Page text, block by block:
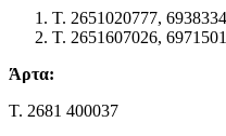
Τ. 2651020777,
Τ. 2651607026,
Άρτα:
Τ. 2681 400037